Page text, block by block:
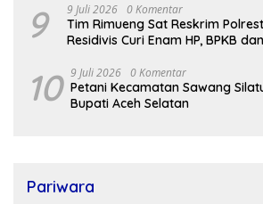
9 9 Juli 2026 0 Komentar
Tim Rimueng Sat Reskrim
Residivis Curi Enam HP, BPKB
10 9 Juli 2026 0 Komentar
Petani Kecamatan Sawang
Bupati Aceh Selatan
Pariwara